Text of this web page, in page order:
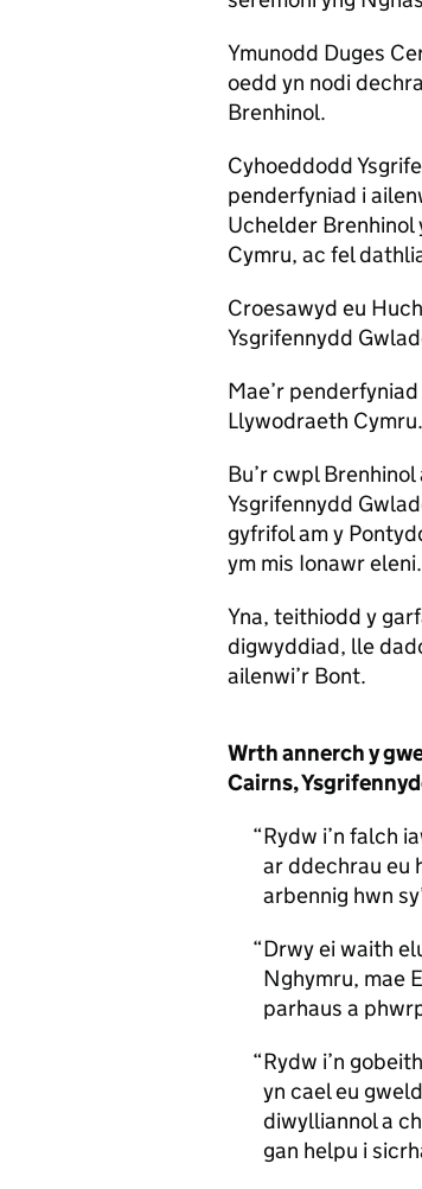
Ymunodd Duges
oedd yn nodi
Brenhinol.
Cyhoeddodd
penderfyniad i
Uchelder Brenhinol
Cymru, ac fel
Croesawyd eu
Ysgrifennydd
Mae’r
Llywodraeth Cymru.
Bu’r cwpl
Ysgrifennydd
gyfrifol am y
ym mis Ionawr eleni.
Yna, teithiodd y
digwyddiad, lle
ailenwi’r Bont.
Wrth annerch y
Cairns,
Rydw i’n falch
ar ddechrau eu
arbennig hwn
Drwy ei waith
Nghymru, mae
parhaus a
Rydw i’n
yn cael eu
diwylliannol a
gan helpu i